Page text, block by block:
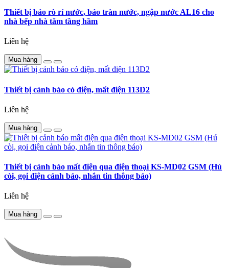
Thiết bị báo rò rỉ nước, báo tràn nước, ngập nước AL16 cho
nhà bếp nhà tắm tầng hầm
Liên hệ
Mua hàng
Thiết bị cảnh báo có điện, mất điện 113D2
Liên hệ
Mua hàng
Thiết bị cảnh báo mất điện qua điện thoại KS-MD02 GSM (Hú
còi, gọi điện cảnh báo, nhắn tin thông báo)
Liên hệ
Mua hàng